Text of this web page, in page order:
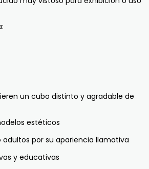
un cubo distinto y agradable de
estéticos
adultos por su apariencia llamativa
y educativas